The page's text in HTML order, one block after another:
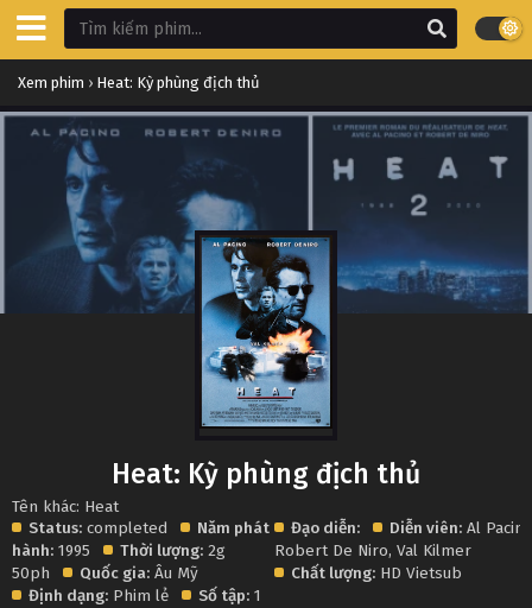
Xem phim › Heat: Kỳ phùng địch thủ
Heat: Kỳ phùng địch thủ
Tên khác: Heat
Status: completed
Năm phát
hành: 1995 Thời lượng: 2g
50ph
Quốc gia: Âu Mỹ
Định dạng: Phim lẻ Số tập: 1
Đạo diễn: Diễn viên: Al
Robert De Niro,Val Kilmer
Chất lượng: HD Vietsub